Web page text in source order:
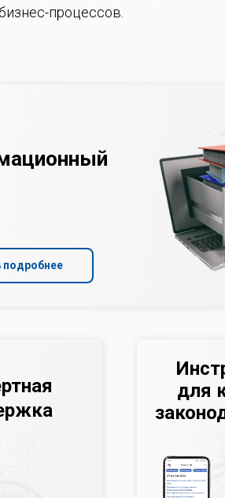
процессов.
подробнее
для